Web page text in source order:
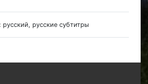
русский, русские субтитры